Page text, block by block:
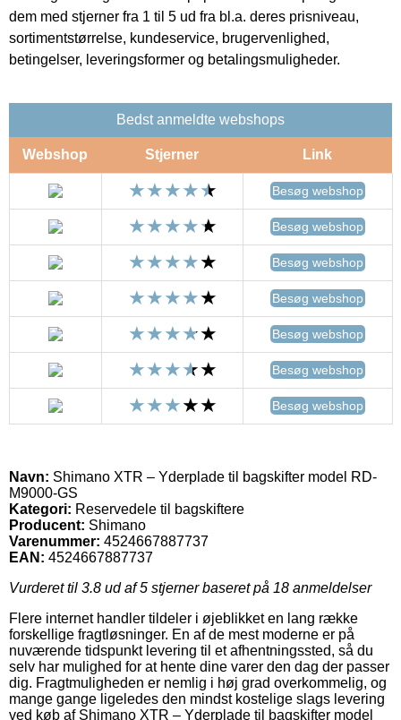
dem med stjerner fra 1 til 5 ud fra bl.a. deres prisniveau,
sortimentstørrelse, kundeservice, brugervenlighed,
betingelser, leveringsformer og betalingsmuligheder.
Bedst anmeldte webshops
Webshop Stjerner Link
Besøg webshop
Besøg webshop
Besøg webshop
Besøg webshop
Besøg webshop
Besøg webshop
Besøg webshop
Navn: Shimano XTR – Yderplade til bagskifter model RD-
M9000-GS
Kategori: Reservedele til bagskiftere
Producent: Shimano
Varenummer: 4524667887737
EAN: 4524667887737
Vurderet til 3.8 ud af 5 stjerner baseret på 18 anmeldelser
Flere internet handler tildeler i øjeblikket en lang række
forskellige fragtløsninger. En af de mest moderne er på
nuværende tidspunkt levering til et afhentningssted, så du
selv har mulighed for at hente dine varer den dag der passer
dig. Fragtmuligheden er nemlig i høj grad overkommelig, og
mange gange ligeledes den mindst kostelige slags levering
ved køb af Shimano XTR – Yderplade til bagskifter model